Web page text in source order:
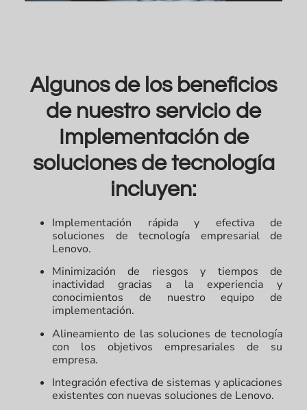
Algunos de los beneficios
de nuestro servicio de
Implementación de
soluciones de tecnología
incluyen:
Implementación rápida y efectiva de
soluciones de tecnología empresarial de
Lenovo.
Minimización de riesgos y tiempos de
inactividad gracias a la experiencia y
conocimientos de nuestro equipo de
implementación.
Alineamiento de las soluciones de tecnología
con los objetivos empresariales de su
empresa.
Integración efectiva de sistemas y aplicaciones
existentes con nuevas soluciones de Lenovo.